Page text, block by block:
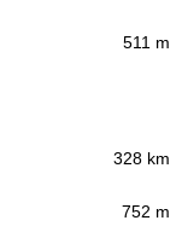
511 m
328 km
752 m